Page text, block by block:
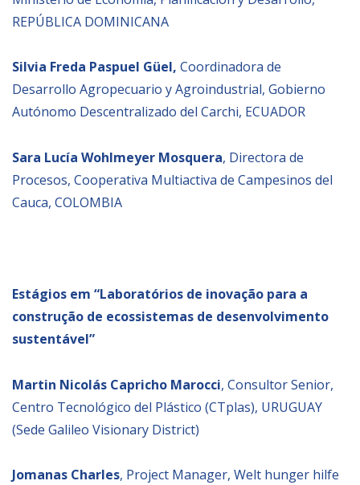
REPÚBLICA DOMINICANA
Silvia Freda Paspuel Güel, Coordinadora de
Desarrollo Agropecuario y Agroindustrial, Gobierno
Autónomo Descentralizado del Carchi, ECUADOR
Sara Lucía Wohlmeyer Mosquera, Directora de
Procesos, Cooperativa Multiactiva de Campesinos del
Cauca, COLOMBIA
Estágios em “Laboratórios de inovação para a
construção de ecossistemas de desenvolvimento
sustentável”
Martin Nicolás Capricho Marocci, Consultor Senior,
Centro Tecnológico del Plástico (CTplas), URUGUAY
(Sede Galileo Visionary District)
Jomanas Charles, Project Manager, Welt hunger hilfe